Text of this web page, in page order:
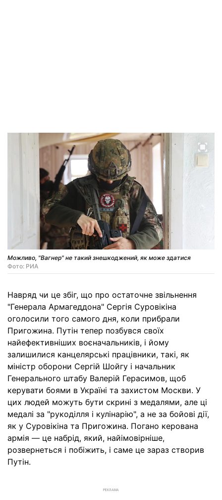
Можливо, "Вагнер" не такий знешкоджений, як може здатися
Фото: РИА
Навряд чи це збіг, що про остаточне звільнення
"Генерала Армагеддона" Сергія Суровікіна
оголосили того самого дня, коли прибрали
Пригожина. Путін тепер позбувся своїх
найефективніших воєначальників, і йому
залишилися канцелярські працівники, такі, як
міністр оборони Сергій Шойгу і начальник
Генерального штабу Валерій Герасимов, щоб
керувати боями в Україні та захистом Москви. У
цих людей можуть бути скрині з медалями, але ці
медалі за "рукоділля і кулінарію", а не за бойові дії,
як у Суровікіна та Пригожина. Погано керована
армія — це набрід, який, найімовірніше,
розвернеться і побіжить, і саме це зараз створив
Путін.
РЕКЛАМА